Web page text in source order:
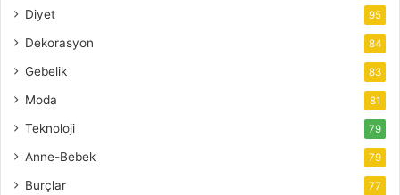
Diyet 95
Dekorasyon 84
Gebelik 83
Moda 81
Teknoloji 79
Anne-Bebek 79
Burçlar 77